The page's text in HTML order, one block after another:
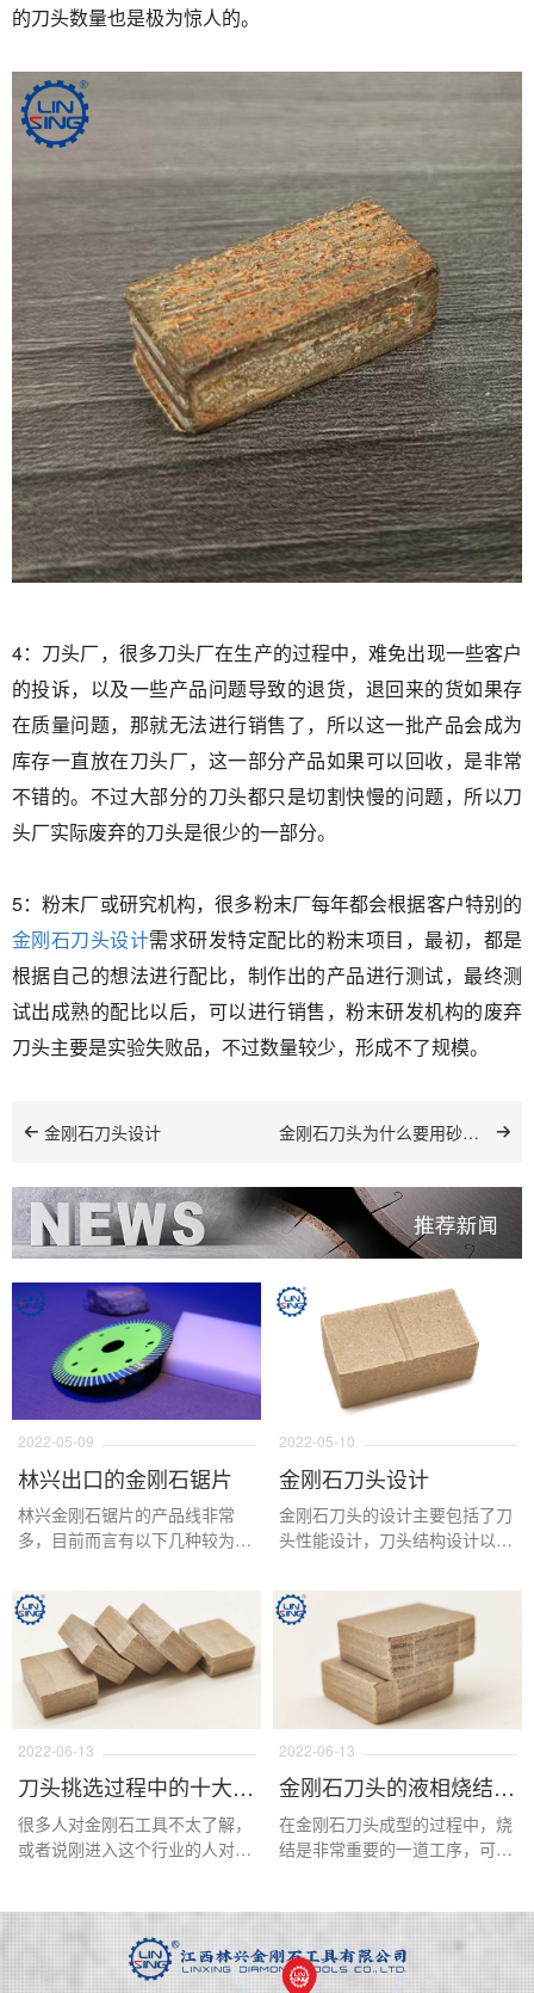
的刀头数量也是极为惊人的。
4：刀头厂，很多刀头厂在生产的过程中，难免出现一些客户
的投诉，以及一些产品问题导致的退货，退回来的货如果存
在质量问题，那就无法进行销售了，所以这一批产品会成为
库存一直放在刀头厂，这一部分产品如果可以回收，是非常
不错的。不过大部分的刀头都只是切割快慢的问题，所以刀
头厂实际废弃的刀头是很少的一部分。
5：粉末厂或研究机构，很多粉末厂每年都会根据客户特别的
金刚石刀头设计需求研发特定配比的粉末项目，最初，都是
根据自己的想法进行配比，制作出的产品进行测试，最终测
试出成熟的配比以后，可以进行销售，粉末研发机构的废弃
刀头主要是实验失败品，不过数量较少，形成不了规模。
金刚石刀头设计 金刚石刀头为什么要用砂轮打磨
2022-05-09
林兴出口的金刚石锯片
林兴金刚石锯片的产品线非常
多，目前而言有以下几种较为常
大理石切边锯片，普通花岗岩切
边锯片，消音片，水平切，对破
锯片，钎焊锯片，有序锯片，电
镀锯片以及各类金刚石小切片。
2022-05-10
金刚石刀头设计
金刚石刀头的设计主要包括了刀
头性能设计，刀头结构设计以及
们针对这三个方面进行详细的说
明。
2022-06-13
刀头挑选过程中的十大误区
很多人对金刚石工具不太了解，
或者说刚进入这个行业的人对金
为错的是对的，或者走入一些误
区，下面这篇文章主要介绍这些
内容。
2022-06-13
金刚石刀头的液相烧结和固相烧结
在金刚石刀头成型的过程中，烧
结是非常重要的一道工序，可以
等要素，在这道工序中液相烧结
和固相烧结是最常用的加工原
理，那么好的金刚石刀头是怎样